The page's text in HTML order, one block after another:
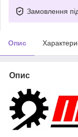
Замовлення
Опис
Опис